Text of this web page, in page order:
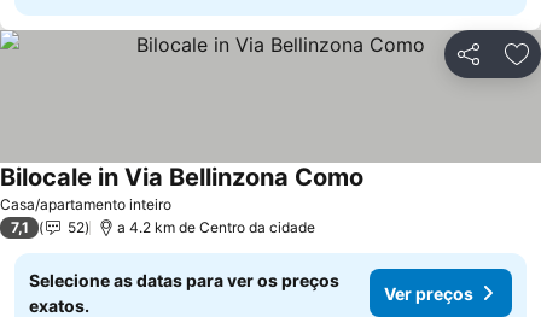
Partilhar
Casa/apartamento inteiro
Bilocale in Via Bellinzona Como
7,1 52 a 4.2 km de Centro da cidade
Selecione as datas para ver os preços
exatos.
Ver preços